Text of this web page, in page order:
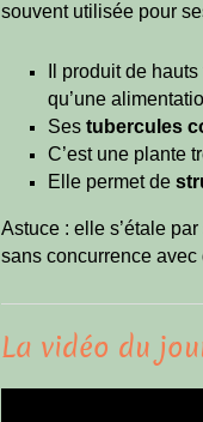
souvent utilisée pour
Il produit de
qu’une
Sestubercules
C’est une plante
Elle permet de
Astuce : elle s’étale
sans concurrence
La vidéo du